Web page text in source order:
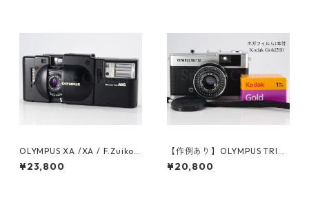
OLYMPUS XA /XA / F.Zuiko 3
5mm F2.8 A16 ケース付 オリ
ンパス（61468）
¥23,800
【作例あり】OLYMPUS TRIP3
5 / D.Zuiko 40mm F2.8 整備
済 ネガフィルム付 オリンパス
¥20,800